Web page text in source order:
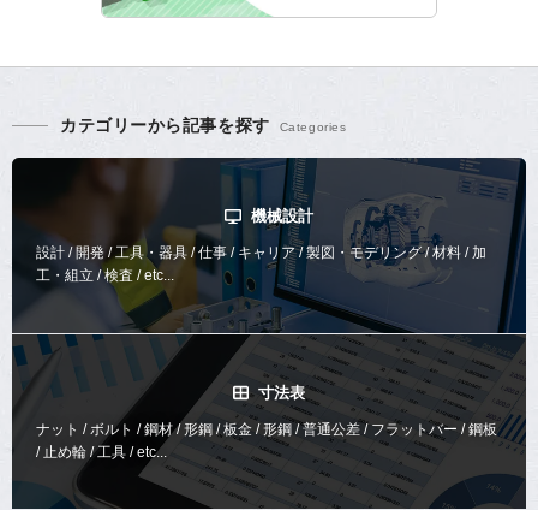
カテゴリーから記事を探す
機械設計
設計 / 開発 / 工具・器具 / 仕事 / キャリア / 製図・モデリング / 材料 / 加
工・組立 / 検査 / etc...
寸法表
ナット / ボルト / 鋼材 / 形鋼 / 板金 / 形鋼 / 普通公差 / フラットバー / 鋼板
/ 止め輪 / 工具 / etc...